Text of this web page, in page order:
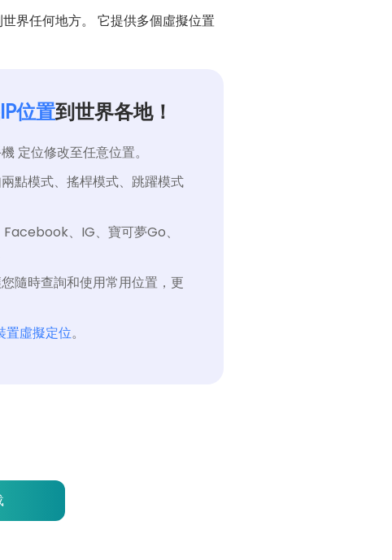
界任何地方。 它提供多個虛擬位置
位置到世界各地！
定位修改至任意位置。
點模式、搖桿模式、跳躍模式
、IG、寶可夢Go、
隨時查詢和使用常用位置，更
置虛擬定位。